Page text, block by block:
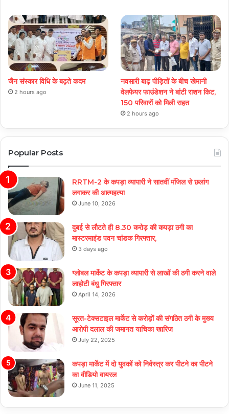
जैन संस्कार विधि के बढ़ते कदम
2 hours ago
नवसारी बाढ़ पीड़ितों के बीच खेमानी
वेलफेयर फाउंडेशन ने बांटी राशन किट,
150 परिवारों को मिली राहत
2 hours ago
Popular Posts
RRTM-2 के कपड़ा व्यापारी ने सातवीं मंजिल से छलांग
लगाकर की आत्महत्या
June 10, 2026
दुबई से लौटते ही 8.30 करोड़ की कपड़ा ठगी का
मास्टरमाइंड पवन चांडक गिरफ्तार,
3 days ago
ग्लोबल मार्केट के कपड़ा व्यापारी से लाखों की ठगी करने वाले
लाहोटी बंधु गिरफ्तार
April 14, 2026
सूरत-टेक्सटाइल मार्केट से करोड़ों की संगठित ठगी के मुख्य
आरोपी दलाल की जमानत याचिका खारिज
July 22, 2025
कपड़ा मार्केट में दो युवकों को निर्वस्त्र कर पीटने का पीटने
का वीडियो वायरल
June 11, 2025